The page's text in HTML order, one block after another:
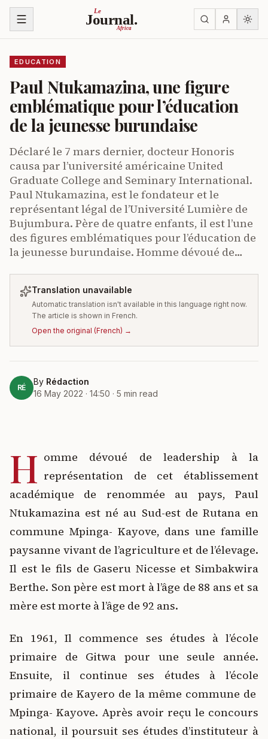
Skip to content Le
Journal.
Africa
EDUCATION
Paul Ntukamazina, une figure
emblématique pour l’éducation
de la jeunesse burundaise
Déclaré le 7 mars dernier, docteur Honoris
causa par l’université américaine United
Graduate College and Seminary International.
Paul Ntukamazina, est le fondateur et le
représentant légal de l’Université Lumière de
Bujumbura. Père de quatre enfants, il est l’une
des figures emblématiques pour l’éducation de
la jeunesse burundaise. Homme dévoué de…
Translation unavailable
Automatic translation isn't available in this language right now.
The article is shown in French.
Open the original (French) →
RÉ
By Rédaction
16 May 2022 · 14:50 · 5 min read
H omme dévoué de leadership à la
représentation de cet établissement
académique de renommée au pays, Paul
Ntukamazina est né au Sud-est de Rutana en
commune Mpinga- Kayove, dans une famille
paysanne vivant de l’agriculture et de l’élevage.
Il est le fils de Gaseru Nicesse et Simbakwira
Berthe. Son père est mort à l’âge de 88 ans et sa
mère est morte à l’âge de 92 ans.
En 1961, Il commence ses études à l’école
primaire de Gitwa pour une seule année.
Ensuite, il continue ses études à l’école
primaire de Kayero de la même commune de
Mpinga- Kayove. Après avoir reçu le concours
national, il poursuit ses études d’instituteur à